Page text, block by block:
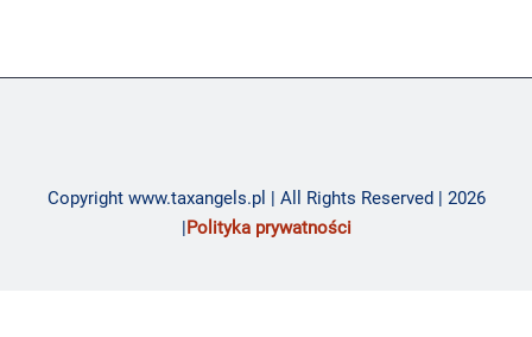
Copyright www.taxangels.pl | All Rights Reserved | 2026
|Polityka prywatności